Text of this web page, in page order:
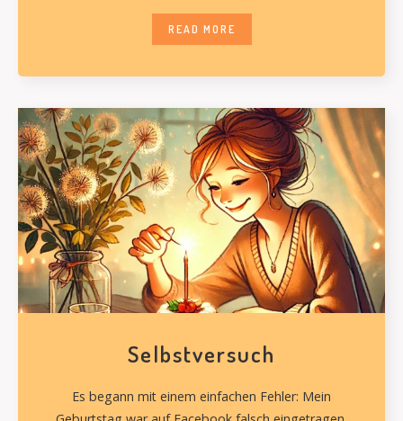
READ MORE
Selbstversuch
Es begann mit einem einfachen Fehler: Mein